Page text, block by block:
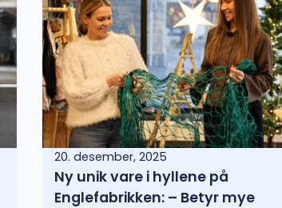
20. desember, 2025
Ny unik vare i hyllene på
Englefabrikken: – Betyr mye